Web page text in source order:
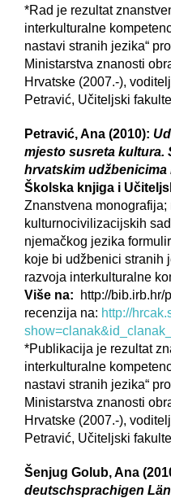
*Rad je rezultat
interkulturalne
nastavi stranih jezika“
Ministarstva znanosti
Hrvatske (2007.-),
Petravić, Učiteljski
Petravić, Ana (2010):
mjesto susreta kultura.
hrvatskim udžbenicima
Školska knjiga i
Znanstvena
kulturnocivilizacijskih
njemačkog jezika
koje bi udžbenici stranih
razvoja interkulturalne
Više na:
http://bib.irb.hr/
recenzija na: http://
*Publikacija je rezultat
interkulturalne
nastavi stranih jezika“
Ministarstva znanosti
Hrvatske (2007.-),
Petravić, Učiteljski
Šenjug Golub, Ana
deutschsprachigen